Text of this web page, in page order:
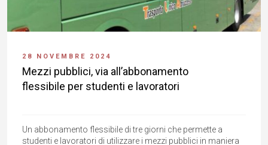
28 NOVEMBRE 2024
Mezzi pubblici, via all’abbonamento
flessibile per studenti e lavoratori
Un abbonamento flessibile di tre giorni che permette a
studenti e lavoratori di utilizzare i mezzi pubblici in maniera